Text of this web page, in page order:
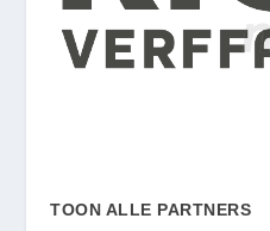
TOON ALLE PARTNERS